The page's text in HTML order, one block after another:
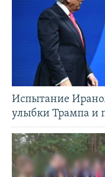
Испытание
улыбки Трампа и